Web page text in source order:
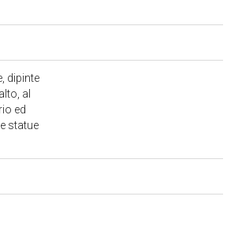
dipinte
al
ed
statue